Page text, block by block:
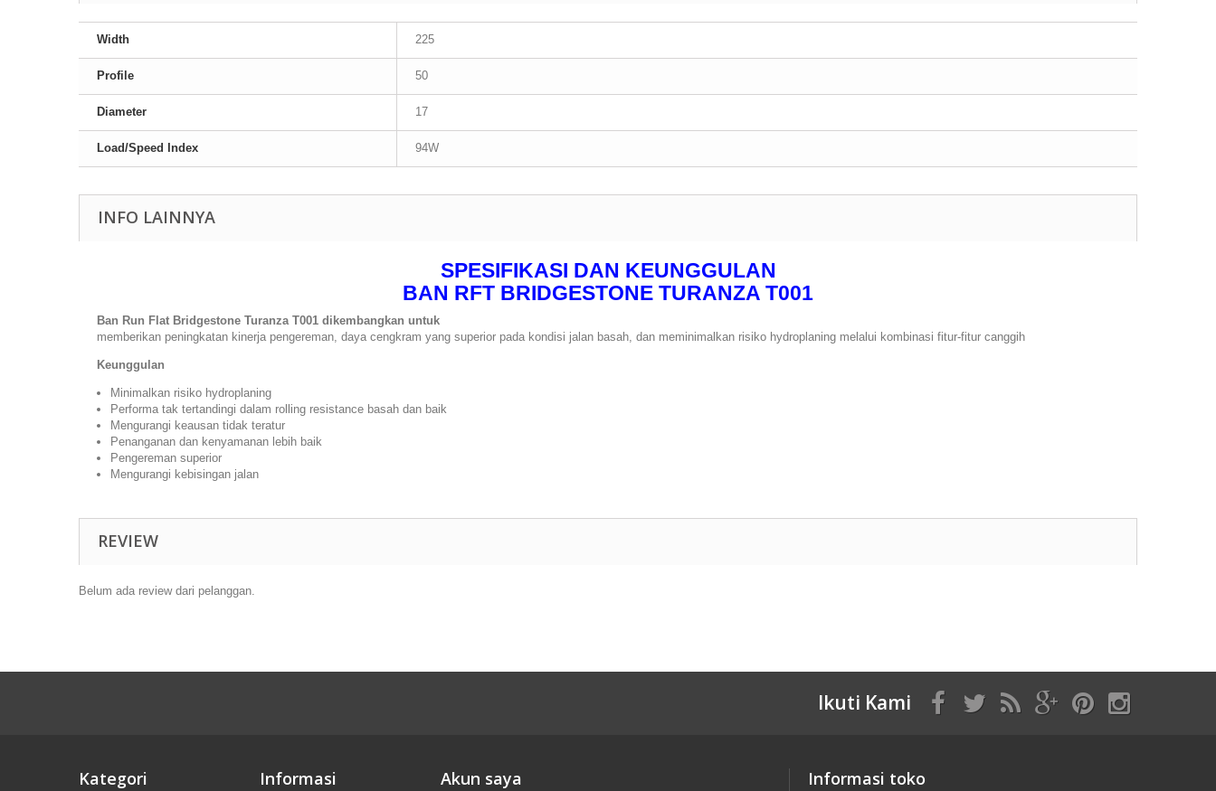
Width 225
Profile 50
Diameter 17
Load/Speed Index 94W
INFO LAINNYA
SPESIFIKASI DAN KEUNGGULAN
BAN RFT BRIDGESTONE TURANZA T001
Ban Run Flat Bridgestone Turanza T001 dikembangkan untuk
memberikan peningkatan kinerja pengereman, daya cengkram yang superior pada kondisi jalan basah, dan meminimalkan risiko hydroplaning melalui kombinasi fitur-fitur canggih
Keunggulan
Minimalkan risiko hydroplaning
Performa tak tertandingi dalam rolling resistance basah dan baik
Mengurangi keausan tidak teratur
Penanganan dan kenyamanan lebih baik
Pengereman superior
Mengurangi kebisingan jalan
REVIEW
Belum ada review dari pelanggan.
Ikuti Kami
Kategori Informasi Akun saya Informasi toko